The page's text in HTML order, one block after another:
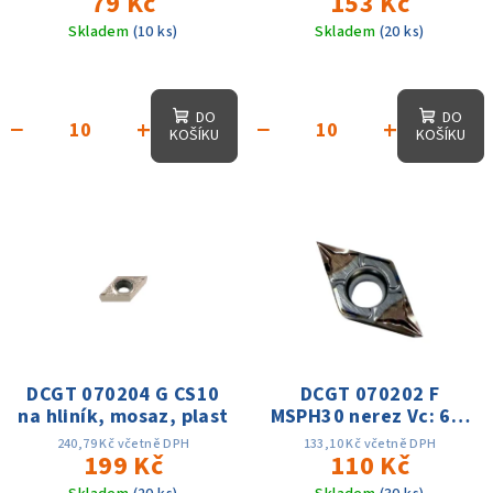
350m/min
Skladem (10 ks)
+
−
DO
KOŠÍKU
Skladem (20 ks)
+
−
DO
KOŠÍKU
DCGT 070204 G CS10
na hliník, mosaz, plast
240,79 Kč včetně DPH
199 Kč
DCGT 070202 F
MSPH30 nerez Vc: 60-
150m/min; titan Vc:
30-70m/min, oceli 35-
55Hrc Vc: 50-
133,10 Kč včetně DPH
110 Kč